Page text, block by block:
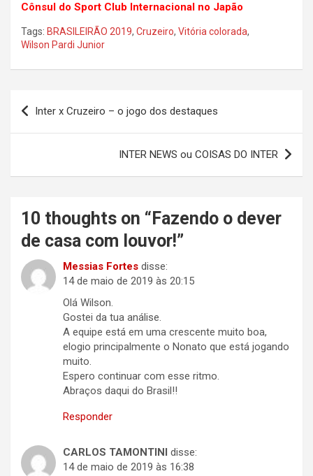
Cônsul do Sport Club Internacional no Japão
Tags: BRASILEIRÃO 2019, Cruzeiro, Vitória colorada,
Wilson Pardi Junior
Navegação
de
Inter x Cruzeiro – o jogo dos destaques
INTER NEWS ou COISAS DO INTER
10 thoughts on “ Fazendo o dever
de casa com louvor!”
Messias Fortes disse:
14 de maio de 2019 às 20:15
Olá Wilson.
Gostei da tua análise.
A equipe está em uma crescente muito boa,
elogio principalmente o Nonato que está jogando
muito.
Espero continuar com esse ritmo.
Abraços daqui do Brasil!!
Responder
CARLOS TAMONTINI disse:
14 de maio de 2019 às 16:38